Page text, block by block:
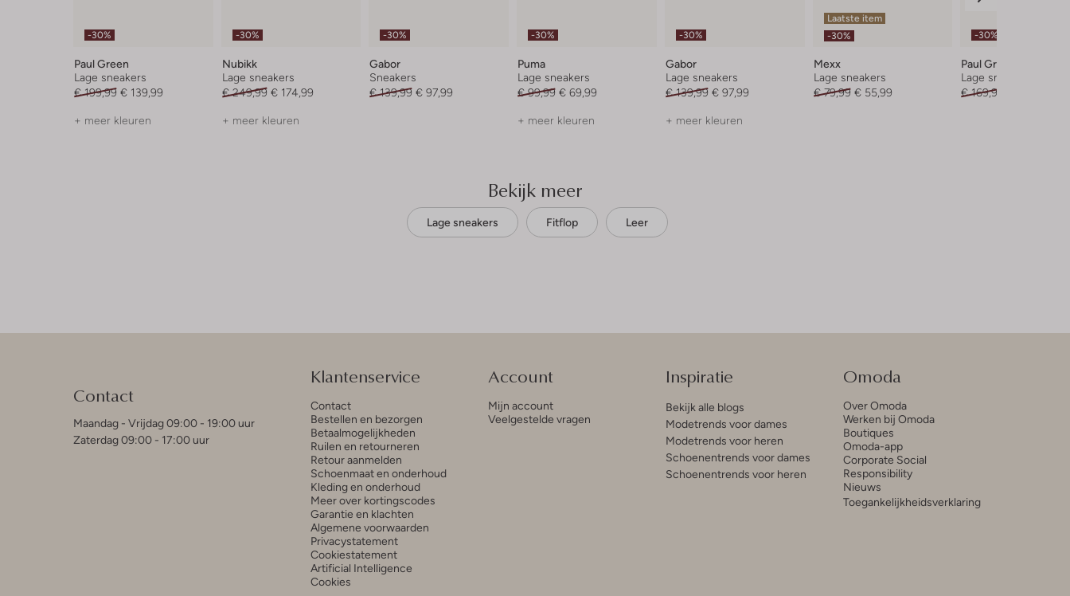
-30%
Paul Green
Lage sneakers
€ 199,99 € 139,99
+ meer kleuren
-30%
Nubikk
Lage sneakers
€ 249,99 € 174,99
+ meer kleuren
-30%
Gabor
Sneakers
€ 139,99 € 97,99
-30%
Puma
Lage sneakers
€ 99,99 € 69,99
+ meer kleuren
-30%
Gabor
Lage sneakers
€ 139,99 € 97,99
+ meer kleuren
Laatste item
-30%
Mexx
Lage sneakers
€ 79,99 € 55,99
-30%
Paul Green
Lage sneakers
€ 169,95
Bekijk meer
Lage sneakers Fitflop Leer
Contact
Maandag - Vrijdag 09:00 - 19:00 uur
Zaterdag 09:00 - 17:00 uur
Klantenservice
Contact
Bestellen en bezorgen
Betaalmogelijkheden
Ruilen en retourneren
Retour aanmelden
Schoenmaat en onderhoud
Kleding en onderhoud
Meer over kortingscodes
Garantie en klachten
Algemene voorwaarden
Privacystatement
Cookiestatement
Artificial Intelligence
Cookies
Account
Mijn account
Veelgestelde vragen
Inspiratie
Bekijk alle blogs
Modetrends voor dames
Modetrends voor heren
Schoenentrends voor dames
Schoenentrends voor heren
Omoda
Over Omoda
Werken bij Omoda
Boutiques
Omoda-app
Corporate Social
Responsibility
Nieuws
Toegankelijkheidsverklaring